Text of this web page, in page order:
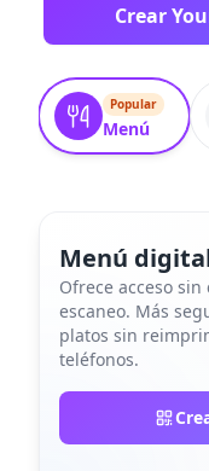
Crear
Popular
Menú
Menú
Ofrece acceso
escaneo. Más
platos sin
teléfonos.